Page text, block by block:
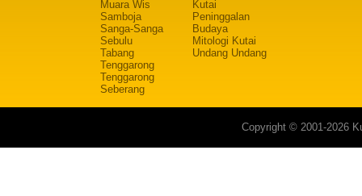
Muara Wis
Samboja
Sanga-Sanga
Sebulu
Tabang
Tenggarong
Tenggarong
Seberang
Kutai
Peninggalan
Budaya
Mitologi Kutai
Undang Undang
Copyright © 2001-2026